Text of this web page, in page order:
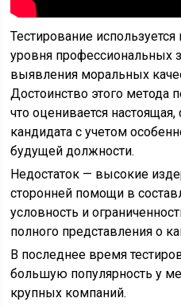
Тестирование
уровня про­фессиональных
выявления моральных
Достоинство этого метода
что оценивается
кан­дидата с учетом
будущей должно­сти.
Недостаток — высокие
сторон­ней помощи в
условность и
полного представления о
В последнее время
большую популярность у
крупных компаний.